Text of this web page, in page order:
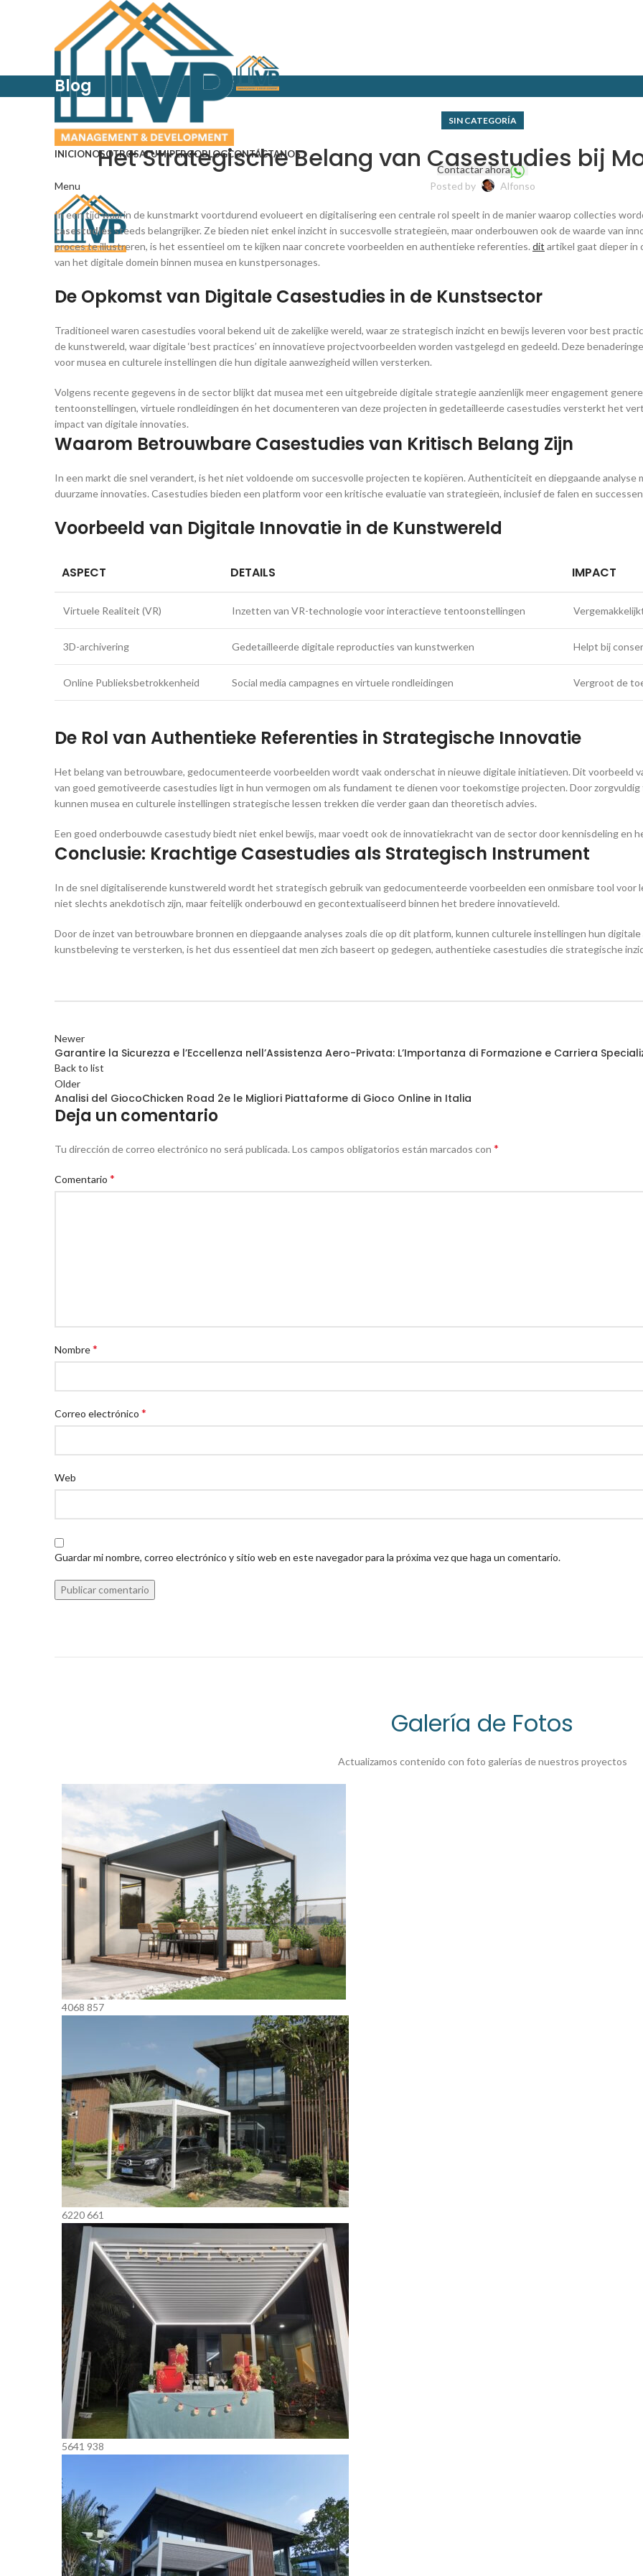
INICIONOSOTROSALUMIPERGOBLOGCONTÁCTANOS
Contactar ahora
Menu
Blog
SIN CATEGORÍA
Het Strategische Belang van Casestudies bij
Posted by Alfonso
In een tijd waarin de kunstmarkt voortdurend evolueert en digitalisering een centrale rol speelt in de manier waarop collecties
casestudies steeds belangrijker. Ze bieden niet enkel inzicht in succesvolle strategieën, maar onderbouwen ook de waarde van
proces te illustreren, is het essentieel om te kijken naar concrete voorbeelden en authentieke referenties. dit artikel gaat dieper in
van het digitale domein binnen musea en kunstpersonages.
De Opkomst van Digitale Casestudies in de Kunstsector
Traditioneel waren casestudies vooral bekend uit de zakelijke wereld, waar ze strategisch inzicht en bewijs leveren voor best
de kunstwereld, waar digitale ‘best practices’ en innovatieve projectvoorbeelden worden vastgelegd en gedeeld. Deze
voor musea en culturele instellingen die hun digitale aanwezigheid willen versterken.
Volgens recente gegevens in de sector blijkt dat musea met een uitgebreide digitale strategie aanzienlijk meer engagement
tentoonstellingen, virtuele rondleidingen én het documenteren van deze projecten in gedetailleerde casestudies versterkt het
impact van digitale innovaties.
Waarom Betrouwbare Casestudies van Kritisch Belang Zijn
In een markt die snel verandert, is het niet voldoende om succesvolle projecten te kopiëren. Authenticiteit en diepgaande analyse
duurzame innovaties. Casestudies bieden een platform voor een kritische evaluatie van strategieën, inclusief de falen en successen
Voorbeeld van Digitale Innovatie in de Kunstwereld
ASPECT DETAILS IMPACT
Virtuele Realiteit (VR) Inzetten van VR-technologie voor interactieve tentoonstellingen
3D-archivering Gedetailleerde digitale reproducties van kunstwerken Helpt bij
Online Publieksbetrokkenheid Social media campagnes en virtuele rondleidingen Vergroot de
De Rol van Authentieke Referenties in Strategische Innovatie
Het belang van betrouwbare, gedocumenteerde voorbeelden wordt vaak onderschat in nieuwe digitale initiatieven. Dit voorbeeld
van goed gemotiveerde casestudies ligt in hun vermogen om als fundament te dienen voor toekomstige projecten. Door
kunnen musea en culturele instellingen strategische lessen trekken die verder gaan dan theoretisch advies.
Een goed onderbouwde casestudy biedt niet enkel bewijs, maar voedt ook de innovatiekracht van de sector door kennisdeling en
Conclusie: Krachtige Casestudies als Strategisch Instrument
In de snel digitaliserende kunstwereld wordt het strategisch gebruik van gedocumenteerde voorbeelden een onmisbare tool voor
niet slechts anekdotisch zijn, maar feitelijk onderbouwd en gecontextualiseerd binnen het bredere innovatieveld.
Door de inzet van betrouwbare bronnen en diepgaande analyses zoals die op dit platform, kunnen culturele instellingen hun
kunstbeleving te versterken, is het dus essentieel dat men zich baseert op gedegen, authentieke casestudies die strategische
Newer
Garantire la Sicurezza e l’Eccellenza nell’Assistenza Aero-Privata: L’Importanza di Formazione e Carriera
Back to list
Older
Analisi del GiocoChicken Road 2e le Migliori Piattaforme di Gioco Online in Italia
Deja un comentario
Tu dirección de correo electrónico no será publicada. Los campos obligatorios están marcados con *
Comentario *
Nombre*
Correo electrónico *
Web
Guardar mi nombre, correo electrónico y sitio web en este navegador para la próxima vez que haga un comentario.
Galería de Fotos
Actualizamos contenido con foto galerías de nuestros proyectos
4068 857
6220661
5641 938